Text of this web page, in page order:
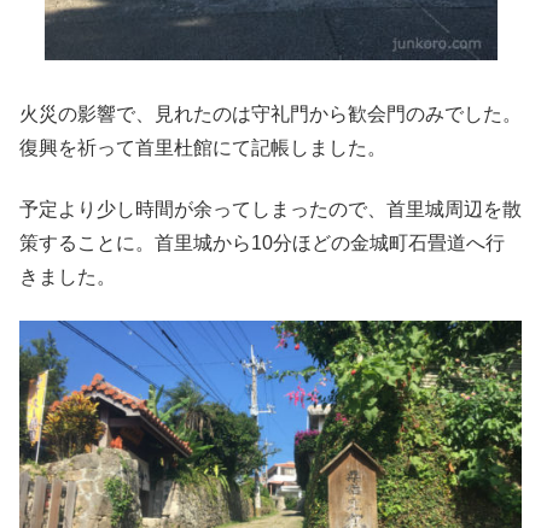
火災の影響で、見れたのは守礼門から歓会門のみでした。
復興を祈って首里杜館にて記帳しました。
予定より少し時間が余ってしまったので、首里城周辺を散
策することに。首里城から10分ほどの金城町石畳道へ行
きました。